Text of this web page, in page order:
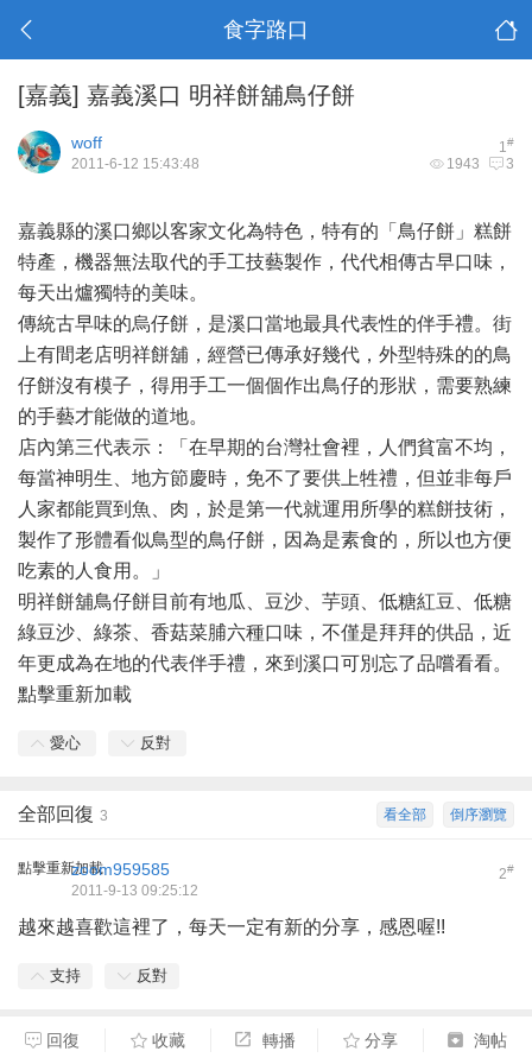
食字路口
[嘉義] 嘉義溪口 明祥餅舖鳥仔餅
1#
woff
1943 3
2011-6-12 15:43:48
嘉義縣的溪口鄉以客家文化為特色，特有的「鳥仔餅」糕餅
特產，機器無法取代的手工技藝製作，代代相傳古早口味，
每天出爐獨特的美味。
傳統古早味的烏仔餅，是溪口當地最具代表性的伴手禮。街
上有間老店明祥餅舖，經營已傳承好幾代，外型特殊的的鳥
仔餅沒有模子，得用手工一個個作出鳥仔的形狀，需要熟練
的手藝才能做的道地。
店內第三代表示：「在早期的台灣社會裡，人們貧富不均，
每當神明生、地方節慶時，免不了要供上牲禮，但並非每戶
人家都能買到魚、肉，於是第一代就運用所學的糕餅技術，
製作了形體看似鳥型的鳥仔餅，因為是素食的，所以也方便
吃素的人食用。」
明祥餅舖鳥仔餅目前有地瓜、豆沙、芋頭、低糖紅豆、低糖
綠豆沙、綠茶、香菇菜脯六種口味，不僅是拜拜的供品，近
年更成為在地的代表伴手禮，來到溪口可別忘了品嚐看看。
點擊重新加載
愛心 反對
倒序瀏覽
看全部
全部回復 3
點擊重新加載 2#
zoom959585
2011-9-13 09:25:12
越來越喜歡這裡了，每天一定有新的分享，感恩喔!!
支持 反對
回復 收藏 轉播 分享 淘帖